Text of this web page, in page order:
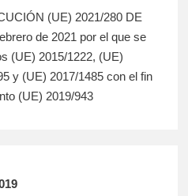
(UE) 2021/280 DE
de 2021 por el que se
(UE) 2015/1222, (UE)
y (UE) 2017/1485 con el fin
(UE) 2019/943